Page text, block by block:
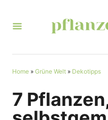
Home » Grüne Welt » Dekotipps
7